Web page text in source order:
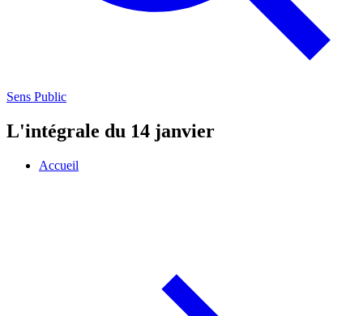
Sens Public
L'intégrale du 14 janvier
Accueil